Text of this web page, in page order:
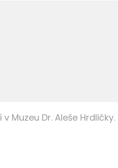
Muzeu Dr. Aleše Hrdličky.